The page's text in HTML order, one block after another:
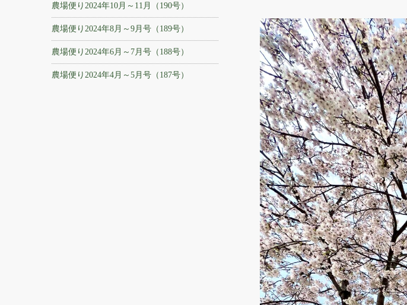
農場便り2024年10月～11月（190号）
農場便り2024年8月～9月号（189号）
農場便り2024年6月～7月号（188号）
農場便り2024年4月～5月号（187号）